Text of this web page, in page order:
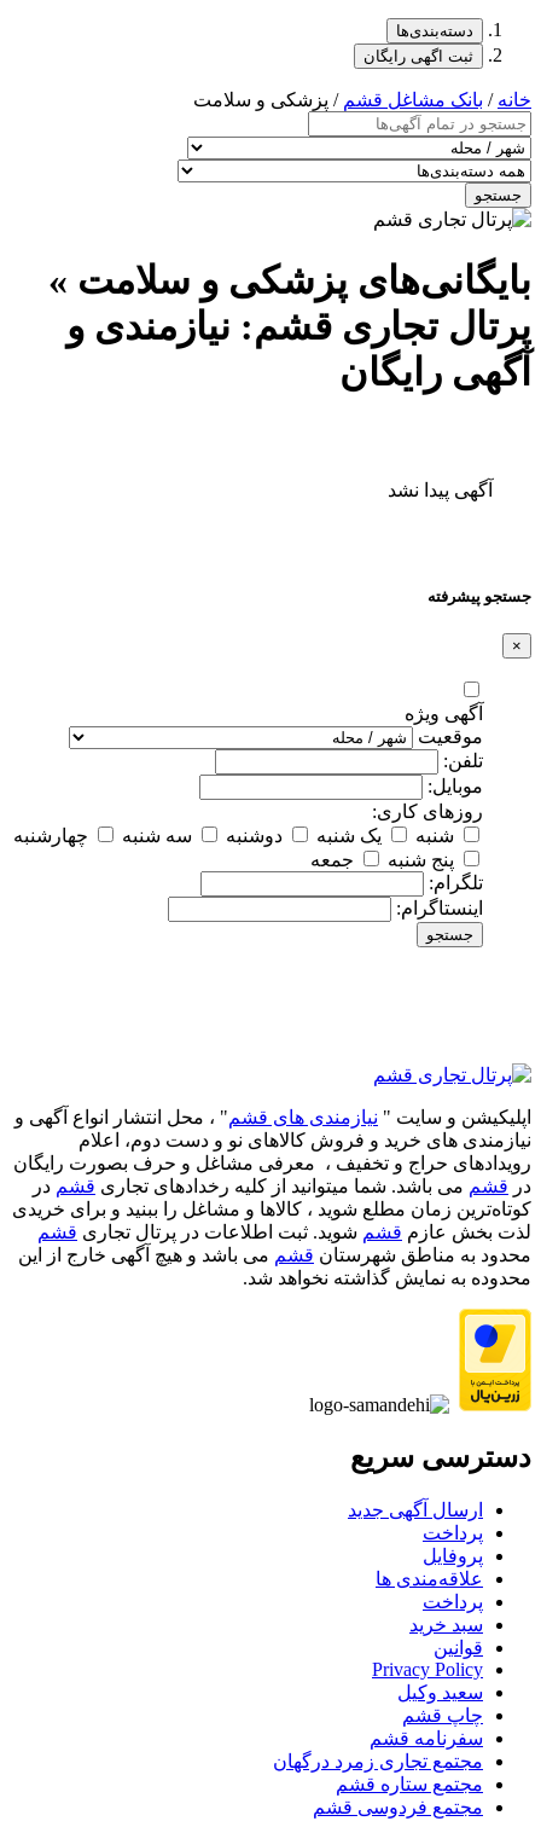
دسته‌بندی‌ها
ثبت اگهی رایگان
خانه / بانک مشاغل قشم / پزشکی و سلامت
جستجو
بایگانی‌های پزشکی و سلامت »
پرتال تجاری قشم: نیازمندی و
آگهی رایگان
آگهی پیدا نشد
جستجو پیشرفته
×
آگهی ویژه
موقعیت
تلفن:
موبایل:
روزهای کاری:
شنبه
یک شنبه دوشنبه سه شنبه
چهارشنبه
پنج شنبه
جمعه
تلگرام:
اینستاگرام:
جستجو
اپلیکیشن و سایت " نیازمندی های قشم" ، محل انتشار انواع آگهی و
نیازمندی های خرید و فروش کالاهای نو و دست‌ دوم، اعلام
رویدادهای حراج و تخفیف ، معرفی مشاغل و حرف بصورت رایگان
در قشم می باشد. شما میتوانید از کلیه رخدادهای تجاری قشم در
کوتاه‌ترین زمان مطلع شوید ، کالاها و مشاغل را ببنید و برای خریدی
لذت بخش عازم قشم شوید. ثبت اطلاعات در پرتال تجاری قشم
محدود به مناطق شهرستان قشم می باشد و هیچ آگهی خارج از این
محدوده به نمایش گذاشته نخواهد شد.
دسترسی سریع
ارسال آگهی جدید
پرداخت
پروفایل
علاقه‌مندی ها
پرداخت
سبد خرید
قوانین
Privacy Policy
سعید وکیل
چاپ قشم
سفرنامه قشم
مجتمع تجاری زمرد درگهان
مجتمع ستاره قشم
مجتمع فردوسی قشم